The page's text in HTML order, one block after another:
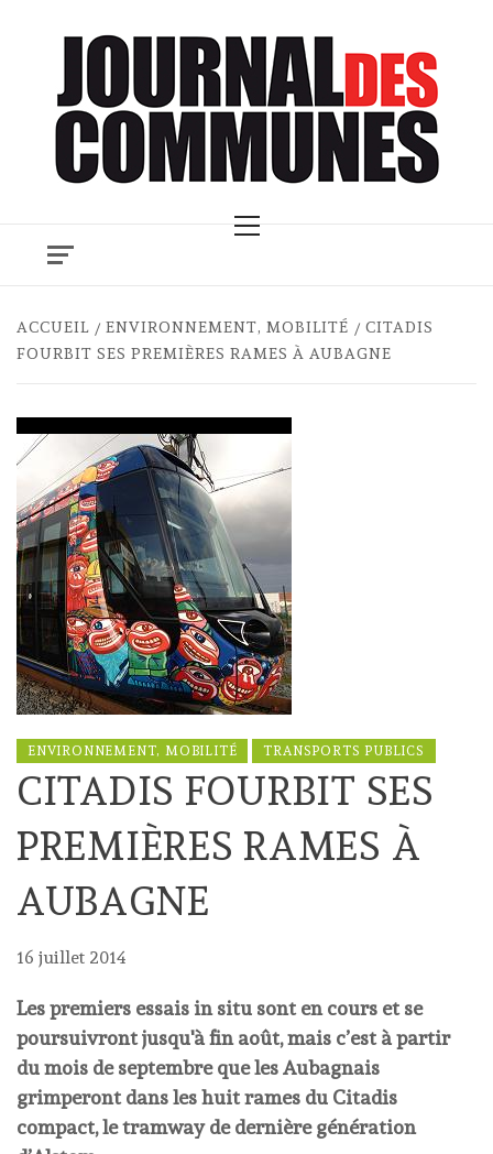
Menu
ACCUEIL ENVIRONNEMENT, MOBILITÉ
CITADIS
FOURBIT SES PREMIÈRES RAMES À AUBAGNE
ENVIRONNEMENT, MOBILITÉ TRANSPORTS PUBLICS
CITADIS FOURBIT SES
PREMIÈRES RAMES À
AUBAGNE
16 juillet 2014
Les premiers essais in situ sont en cours et se
poursuivront jusqu'à fin août, mais c’est à partir
du mois de septembre que les Aubagnais
grimperont dans les huit rames du Citadis
compact, le tramway de dernière génération